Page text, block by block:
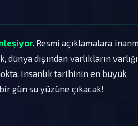
. Resmi açıklamalara
dışından varlıkların
insanlık tarihinin en büyük
gün su yüzüne çıkacak!